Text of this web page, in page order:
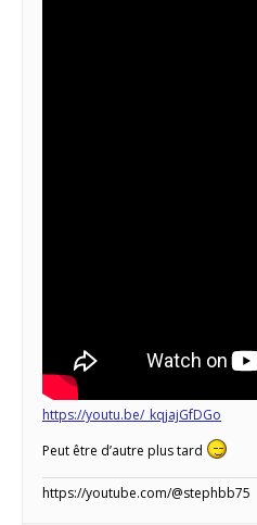
https://youtu.be/_kqjajGfDGo
Peut être d’autre plus tard
https://youtube.com/@stephbb75